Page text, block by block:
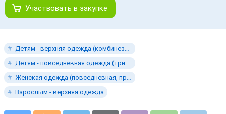
Участвовать в закупке
Детям - верхняя одежда (комбинезоны, плащи, куртки и т.д.)
Детям - повседневная одежда (трикотаж, нижнее белье,
Женская одежда (повседневная, праздничная, деловая)
Взрослым - верхняя одежда